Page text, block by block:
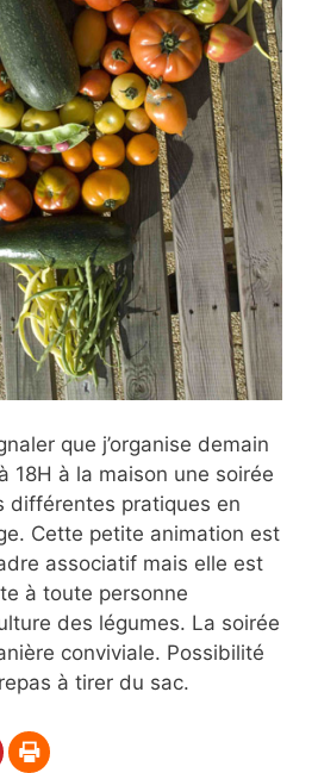
que j’organise demain
18H à la maison une soirée
différentes pratiques en
Cette petite animation est
associatif mais elle est
à toute personne
des légumes. La soirée
conviviale. Possibilité
à tirer du sac.